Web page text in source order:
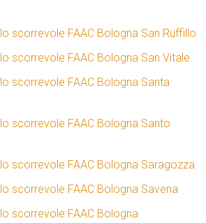
scorrevole FAAC Bologna San Ruffillo
scorrevole FAAC Bologna San Vitale
scorrevole FAAC Bologna Santa
scorrevole FAAC Bologna Santo
scorrevole FAAC Bologna Saragozza
scorrevole FAAC Bologna Savena
scorrevole FAAC Bologna